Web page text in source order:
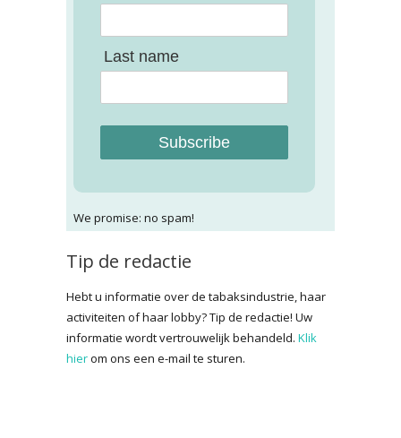
Last name
Subscribe
We promise: no spam!
Tip de redactie
Hebt u informatie over de tabaksindustrie, haar
activiteiten of haar lobby? Tip de redactie! Uw
informatie wordt vertrouwelijk behandeld. Klik
hierom ons een e-mail te sturen.